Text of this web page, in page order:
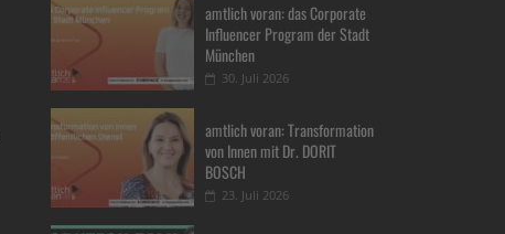
amtlich voran: das Corporate
Influencer Program der Stadt
München
30. Juli 2026
amtlich voran: Transformation
von Innen mit Dr. DORIT
BOSCH
23. Juli 2026